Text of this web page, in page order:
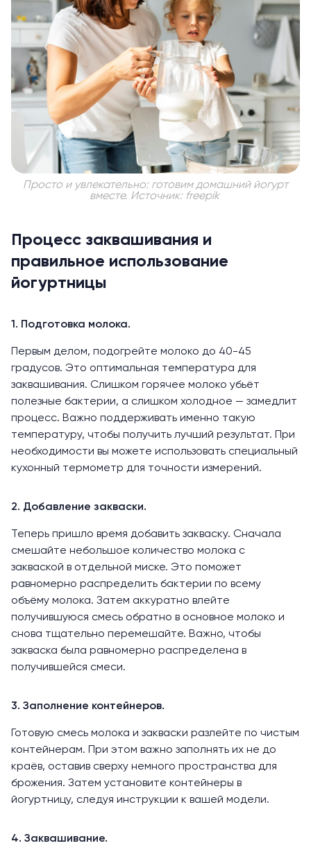
Просто и увлекательно: готовим домашний йогурт
вместе. Источник: freepik
Процесс заквашивания и
правильное использование
йогуртницы
1. Подготовка молока.
Первым делом, подогрейте молоко до 40-45
градусов. Это оптимальная температура для
заквашивания. Слишком горячее молоко убьёт
полезные бактерии, а слишком холодное — замедлит
процесс. Важно поддерживать именно такую
температуру, чтобы получить лучший результат. При
необходимости вы можете использовать специальный
кухонный термометр для точности измерений.
2. Добавление закваски.
Теперь пришло время добавить закваску. Сначала
смешайте небольшое количество молока с
закваской в отдельной миске. Это поможет
равномерно распределить бактерии по всему
объёму молока. Затем аккуратно влейте
получившуюся смесь обратно в основное молоко и
снова тщательно перемешайте. Важно, чтобы
закваска была равномерно распределена в
получившейся смеси.
3. Заполнение контейнеров.
Готовую смесь молока и закваски разлейте по чистым
контейнерам. При этом важно заполнять их не до
краёв, оставив сверху немного пространства для
брожения. Затем установите контейнеры в
йогуртницу, следуя инструкции к вашей модели.
4. Заквашивание.